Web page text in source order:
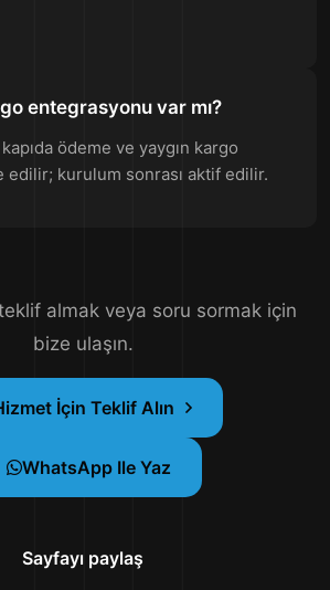
entegrasyonu var mı?
ödeme ve yaygın kargo
edilir; kurulum sonrası aktif edilir.
almak veya soru sormak için
bize ulaşın.
İçin Teklif Alın
WhatsApp Ile Yaz
Sayfayı paylaş